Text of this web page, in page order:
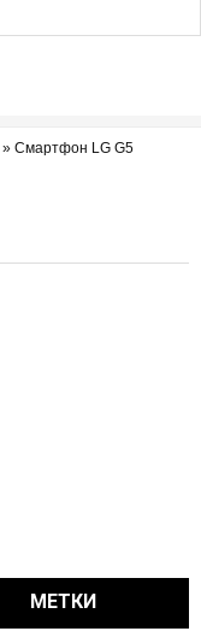
» Смартфон LG G5
МЕТКИ